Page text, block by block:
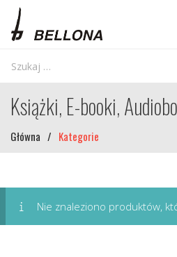
Książki, E-booki,
Główna / Kategorie
Nie znaleziono produktów,